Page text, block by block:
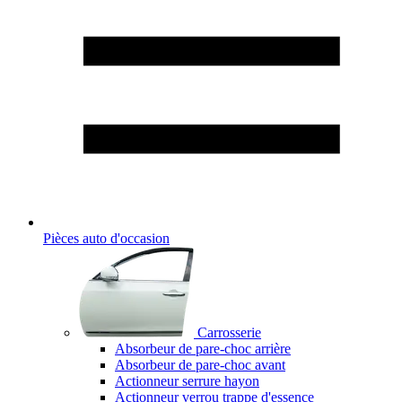
Pièces auto d'occasion
Carrosserie
Absorbeur de pare-choc arrière
Absorbeur de pare-choc avant
Actionneur serrure hayon
Actionneur verrou trappe d'essence